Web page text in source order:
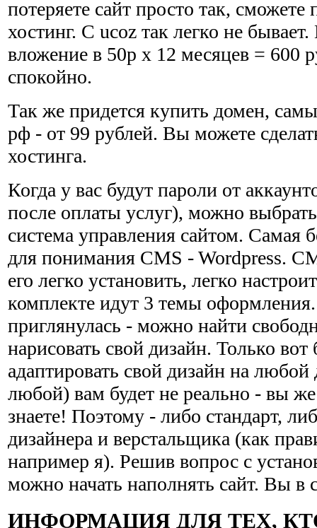
потеряете сайт просто так, сможете
хостинг. С ucoz так легко не
вложение в 50р х 12 месяцев = 600
спокойно.
Так же придется купить домен,
рф - от 99 рублей. Вы можете
хостинга.
Когда у вас будут пароли от
после оплаты услуг), можно
система управления сайтом. Самая
для понимания CMS - Wordpress.
его легко установить, легко
комплекте идут 3 темы
приглянулась - можно найти
нарисовать свой дизайн. Только вот
адаптировать свой дизайн на
любой) вам будет не реально - вы
знаете! Поэтому - либо стандарт,
дизайнера и верстальщика (как
например я). Решив вопрос с
можно начать наполнять сайт. Вы в
ИНФОРМАЦИЯ ДЛЯ ТЕХ,